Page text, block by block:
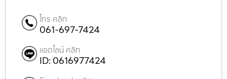
โทร คลิก
061-697-7424
แอดไลน์ คลิก
ID: 0616977424